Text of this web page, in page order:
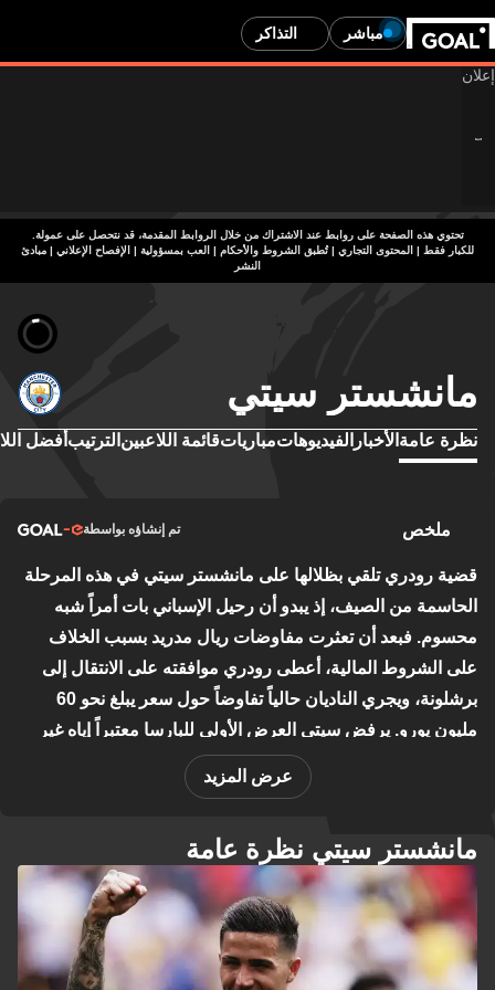
مباشر التذاكر
تحتوي هذه الصفحة على روابط عند الاشتراك من خلال الروابط المقدمة، قد نتحصل على عمولة.
للكبار فقط | المحتوى التجاري | تُطبق الشروط والأحكام | العب بمسؤولية
| الإفصاح الإعلاني | مبادئ
النشر
مانشستر سيتي
نظرة عامة الأخبار الفيديوهاتمبارياتقائمة اللاعبين الترتيب أفضل
ملخص تم إنشاؤه بواسطة
قضية رودري تلقي بظلالها على مانشستر سيتي في هذه المرحلة
الحاسمة من الصيف، إذ يبدو أن رحيل الإسباني بات أمراً شبه
محسوم. فبعد أن تعثرت مفاوضات ريال مدريد بسبب الخلاف
على الشروط المالية، أعطى رودري موافقته على الانتقال إلى
برشلونة، ويجري الناديان حالياً تفاوضاً حول سعر يبلغ نحو 60
مليون يورو. يرفض سيتي العرض الأولي للبارسا معتبراً إياه غير
كافٍ، وهو ما يعكس موقفاً تفاوضياً واضحاً من الإدارة. فقدان هذا
المستوى من الجودة في وسط الملعب يمثل تحدياً حقيقياً، وقد
فيرنانديز خليفةً مثالياً للدور.
على صعيد التعاملات الأخرى، أتمّ الفريق بيع الحارس جيمس
ترافورد إلى ليدز مقابل 45 مليون جنيه، وعوّض ذلك بالتعاقد مع
خيرونيمو رولي من مارسيليا بصفقة اقتصادية بلغت مليوني يورو.
كما تشير التقارير إلى اقتراب الجناح سافينيو من الانتقال إلى
عرض المزيد
مانشستر سيتي نظرة عامة